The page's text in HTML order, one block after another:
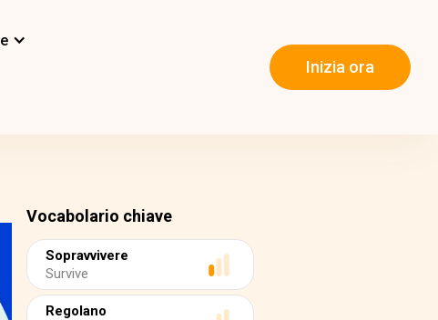
Inizia ora
Vocabolario chiave
Sopravvivere
Survive
Regolano